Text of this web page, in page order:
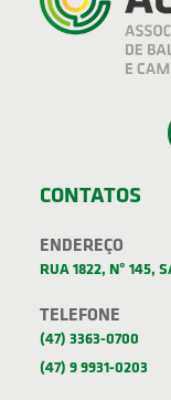
CONTATOS
ENDEREÇO
RUA 1822, Nº 145,
TELEFONE
(47) 3363-0700
(47) 9 9931-0203